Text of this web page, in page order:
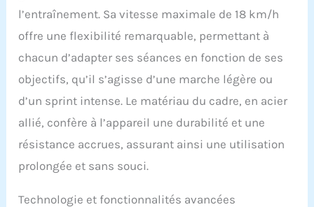
l’entraînement. Sa vitesse maximale de 18 km/h
offre une flexibilité remarquable, permettant à
chacun d’adapter ses séances en fonction de ses
objectifs, qu’il s’agisse d’une marche légère ou
d’un sprint intense. Le matériau du cadre, en acier
allié, confère à l’appareil une durabilité et une
résistance accrues, assurant ainsi une utilisation
prolongée et sans souci.
Technologie et fonctionnalités avancées